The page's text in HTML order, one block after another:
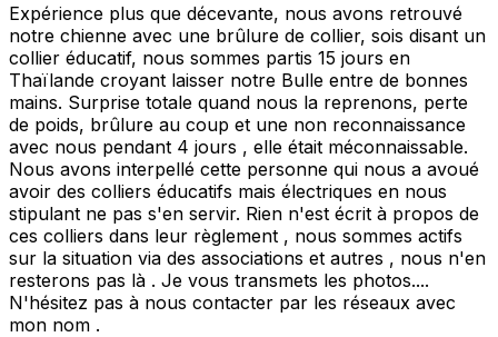
Expérience plus que décevante, nous avons retrouvé
notre chienne avec une brûlure de collier, sois disant un
collier éducatif, nous sommes partis 15 jours en
Thaïlande croyant laisser notre Bulle entre de bonnes
mains. Surprise totale quand nous la reprenons, perte
de poids, brûlure au coup et une non reconnaissance
avec nous pendant 4 jours , elle était méconnaissable.
Nous avons interpellé cette personne qui nous a avoué
avoir des colliers éducatifs mais électriques en nous
stipulant ne pas s'en servir. Rien n'est écrit à propos de
ces colliers dans leur règlement , nous sommes actifs
sur la situation via des associations et autres , nous n'en
resterons pas là . Je vous transmets les photos....
N'hésitez pas à nous contacter par les réseaux avec
mon nom .